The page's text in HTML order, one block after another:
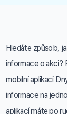
Hledáte způsob,
informace o akci?
mobilní aplikaci
informace na
aplikací máte po